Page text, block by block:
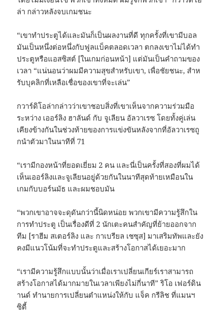
ล่า กล่าวหลังจบเกมชนะ
“เขาทําประตูได้และมันก็เป็นผลงานที่ดี ทุกครั้งที่เขามีบอล
มันเป็นหนึ่งต่อหนึ่งกับฟูลแบ็คตลอดเวลา ตกลงเขาไม่ได้ทํา
ประตูหรือแอสซิสต์ [ในเกมก่อนหน้า] แต่มันเป็นคําถามของ
เวลา “แน่นอนว่าผมมีความสุขสําหรับเขา, เพื่อชัยชนะ, สําห
รับบุคลิกที่เหลือเชื่อของเขาที่จะเล่น”
กวาร์ดิโอล่ากล่าวว่าเขาชอบสิ่งที่เขาเห็นจากความร่วมมือ
ระหว่าง เออร์ลิง ฮาลันด์ กับ จูเลียน อัลวาเรซ โดยทั้งคู่เล่น
เคียงข้างกันในช่วงท้ายของการแข่งขันหลังจากที่อัลวาเรซถู
กนําตัวมาในนาทีที่ 71
“เรามีกองหน้าที่ยอดเยี่ยม 2 คน และนี่เป็นครั้งที่สองที่ผมได้
เห็นเออร์ลิงและจูเลียนอยู่ด้วยกันในนาทีสุดท้ายเหมือนใน
เกมกับบอร์นมัธ และผมชอบมัน
“พวกเขาอาจจะดุดันกว่านี้นิดหน่อย พวกเขามีความรู้สึกใน
การทําประตู เป็นเรื่องดีที่ 2 นักเตะคนสําคัญที่ย้ายออกจาก
ทีม [ราฮีม สเตอร์ลิง และ กาเบรียล เชซุส] มาเสริมทัพและยัง
คงมีแนวโน้มที่จะทําประตูและสร้างโอกาสได้เยอะมาก
“เรามีความรู้สึกแบบนั้นว่าเมื่อเราเปลี่ยนเกียร์เราสามารถ
สร้างโอกาสได้มากมายในเวลาเพียงไม่กี่นาที” ริโอ เฟอร์ดิน
านด์ ทํานายการเปลี่ยนตําแหน่งให้กับ แจ็ค กรีลิช ที่แมนฯ
ซิตี้